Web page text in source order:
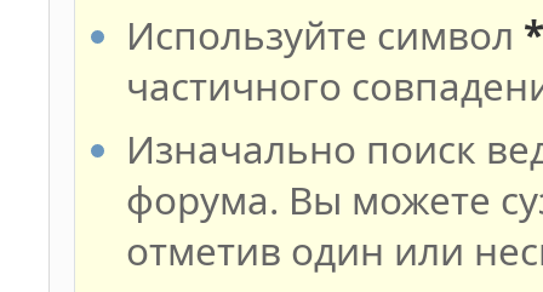
Используйте символ *
частичного
Изначально поиск
форума. Вы можете
отметив один или